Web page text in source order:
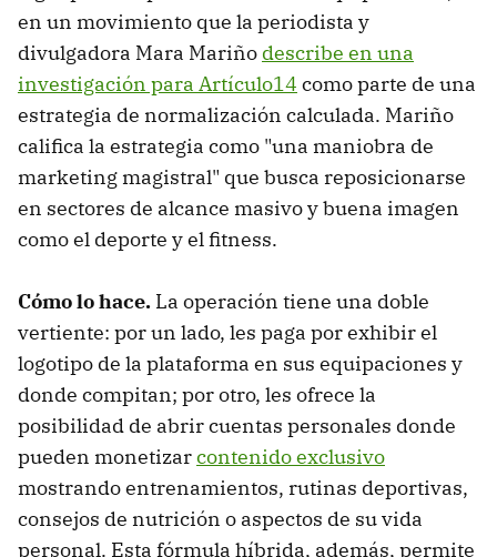
en un movimiento que la periodista y
divulgadora Mara Mariño describe en una
investigación para Artículo14 como parte de una
estrategia de normalización calculada. Mariño
califica la estrategia como "una maniobra de
marketing magistral" que busca reposicionarse
en sectores de alcance masivo y buena imagen
como el deporte y el fitness.
Cómo lo hace. La operación tiene una doble
vertiente: por un lado, les paga por exhibir el
logotipo de la plataforma en sus equipaciones y
donde compitan; por otro, les ofrece la
posibilidad de abrir cuentas personales donde
pueden monetizarcontenido exclusivo
mostrando entrenamientos, rutinas deportivas,
consejos de nutrición o aspectos de su vida
personal. Esta fórmula híbrida, además, permite